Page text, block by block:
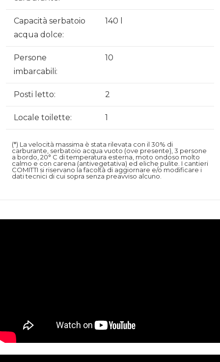
Capacità serbatoio
acqua dolce:
140 l
Persone
imbarcabili:
10
Posti letto: 2
Locale toilette: 1
(*) La velocità massima è stata rilevata con il 30% di
carburante, serbatoio acqua vuoto (ove presente), 3 persone
a bordo, 20° C di temperatura esterna, moto ondoso molto
calmo e con carena (antivegetativa) ed eliche pulite. I cantieri
COMITTI si riservano la facoltà di aggiornare e/o modificare i
dati tecnici di cui sopra senza preavviso alcuno.